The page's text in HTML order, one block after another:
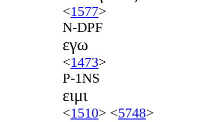
<1577>
N-DPF
εγω
<1473>
P-1NS
ειμι
<1510> <5748>